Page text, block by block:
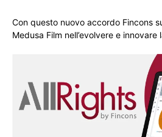
Con questo nuovo accordo Fincons
Medusa Film nell’evolvere e